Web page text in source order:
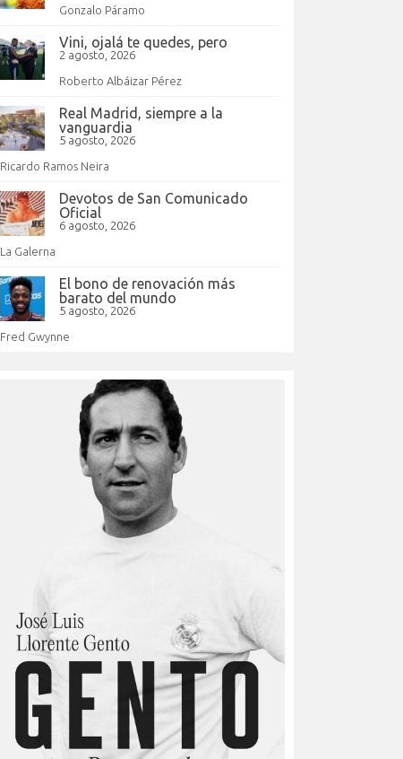
Gonzalo Páramo
Vini, ojalá te quedes, pero
2 agosto, 2026
Roberto Albáizar Pérez
Real Madrid, siempre a la
vanguardia
5 agosto, 2026
Ricardo Ramos Neira
Devotos de San Comunicado
Oficial
6 agosto, 2026
La Galerna
El bono de renovación más
barato del mundo
5 agosto, 2026
Fred Gwynne